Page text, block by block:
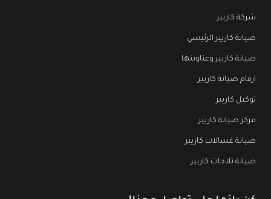
شركة كاريير
صيانة كاريير الرئيسي
صيانة كاريير وعناوينها
ارقام صيانة كاريير
توكيل كاريير
مركز صيانة كاريير
صيانة غسالات كاريير
صيانة ثلاجات كاريير